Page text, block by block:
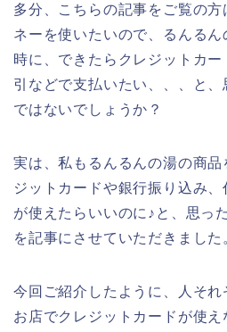
多分、こちらの記事をご覧の
ネーを使いたいので、るんる
時に、できたらクレジットカ
引などで支払いたい、、、と
ではないでしょうか？
実は、私もるんるんの湯の商品
ジットカードや銀行振り込み
が使えたらいいのに♪と、思っ
を記事にさせていただきました
今回ご紹介したように、人そ
お店でクレジットカードが使え